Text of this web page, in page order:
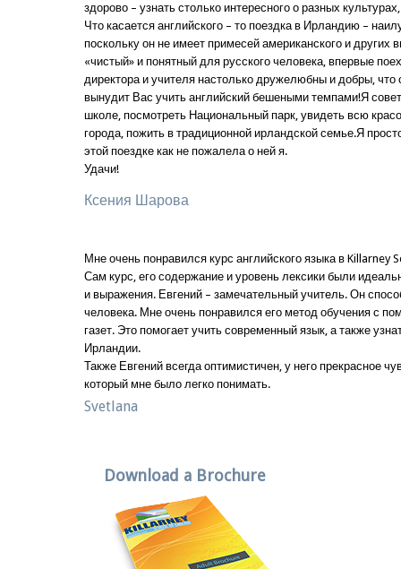
здорово – узнать столько интересного о разных
Что касается английского – то поездка в Ирландию –
поскольку он не имеет примесей американского и других
«чистый» и понятный для русского человека, впервые
директора и учителя настолько дружелюбны и добры,
вынудит Вас учить английский бешеными темпами!Я
школе, посмотреть Национальный парк, увидеть всю
города, пожить в традиционной ирландской семье.Я
этой поездке как не пожалела о ней я.
Удачи!
Ксения Шарова
Мне очень понравился курс английского языка в Killarney
Сам курс, его содержание и уровень лексики были
и выражения. Евгений – замечательный учитель. Он
человека. Мне очень понравился его метод обучения с
газет. Это помогает учить современный язык, а также
Ирландии.
Также Евгений всегда оптимистичен, у него прекрасное
который мне было легко понимать.
Svetlana
Download a Brochure